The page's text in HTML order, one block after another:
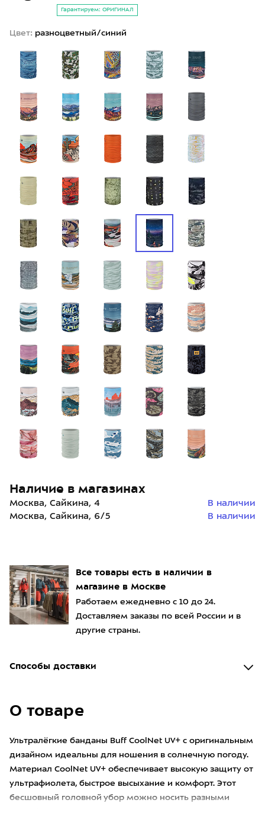
Все товары есть в наличии в
магазине в Москве
Работаем ежедневно с 10 до 24.
Доставляем заказы по всей России и в
другие страны.
Способы доставки
О товаре
Ультралёгкие банданы Buff CoolNet UV+ с оригинальным
дизайном идеальны для ношения в солнечную погоду.
Материал CoolNet UV+ обеспечивает высокую защиту от
ультрафиолета, быстрое высыхание и комфорт. Этот
бесшовный головной убор можно носить разными
Гарантируем: ОРИГИНАЛ
Цвет: разноцветный/синий
Наличие в магазинах
Москва, Сайкина, 4
В наличии
Москва, Сайкина, 6/5
В наличии